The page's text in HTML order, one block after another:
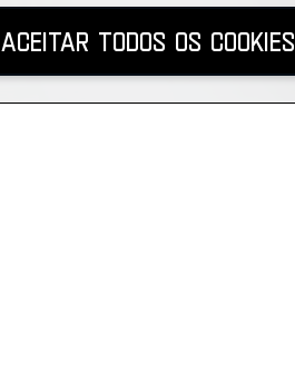
Aceitar todos os Cookies